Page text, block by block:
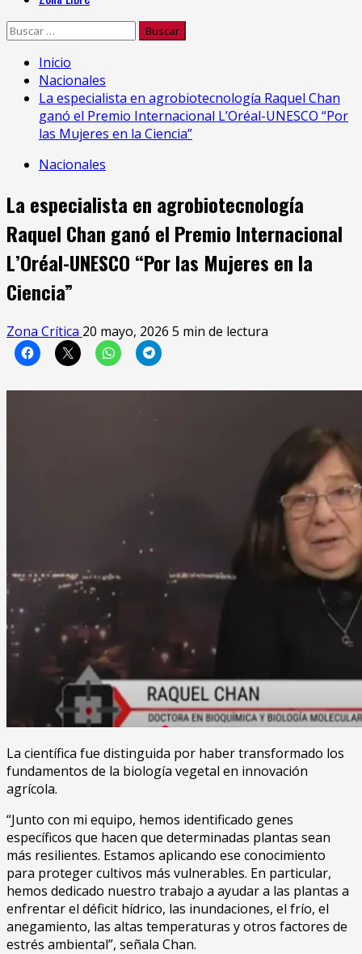
Buscar:
Inicio
Nacionales
La especialista en agrobiotecnología Raquel Chan
ganó el Premio Internacional L’Oréal-UNESCO “Por
las Mujeres en la Ciencia”
Nacionales
La especialista en agrobiotecnología
Raquel Chan ganó el Premio Internacional
L’Oréal-UNESCO “Por las Mujeres en la
Ciencia”
Zona Crítica 20 mayo, 2026 5 min de lectura
La científica fue distinguida por haber transformado los
fundamentos de la biología vegetal en innovación
agrícola.
“Junto con mi equipo, hemos identificado genes
específicos que hacen que determinadas plantas sean
más resilientes. Estamos aplicando ese conocimiento
para proteger cultivos más vulnerables. En particular,
hemos dedicado nuestro trabajo a ayudar a las plantas a
enfrentar el déficit hídrico, las inundaciones, el frío, el
anegamiento, las altas temperaturas y otros factores de
estrés ambiental”, señala Chan.